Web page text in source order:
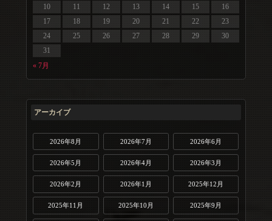
« 7月
10
11 12 13 14 15
16
17
18 19 20 21 22
23
24
25 26 27 28 29
30
31
アーカイブ
2026年8月 2026年7月 2026年6月
2026年5月 2026年4月 2026年3月
2026年2月 2026年1月 2025年12月
2025年11月 2025年10月 2025年9月